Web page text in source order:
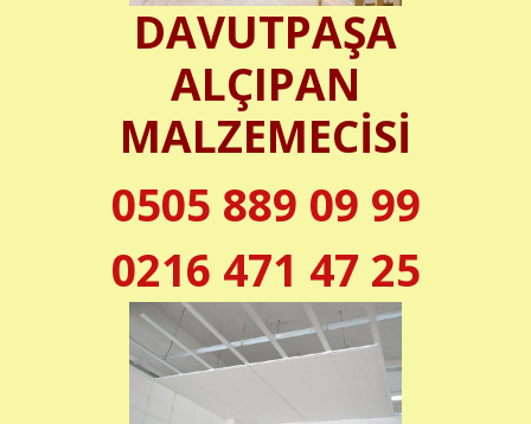
DAVUTPAŞA
ALÇIPAN
MALZEMECİSİ
0505 889 09 99
0216 471 47 25